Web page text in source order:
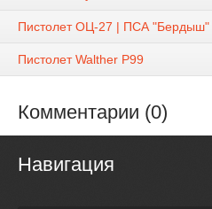
Пистолет ОЦ-27 | ПСА "Бердыш"
Пистолет Walther P99
Комментарии (0)
Навигация